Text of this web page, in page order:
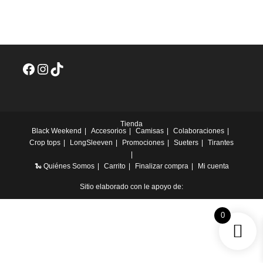
pueden
Facebook
Instagram
TikTok
Tienda
Black Weekend
Accesorios Camisas
Colaboraciones
Crop tops
LongSleeven Promociones Sueters Tirantes
🐍 Quiénes Somos Carrito Finalizar compra Mi cuenta
Sitio elaborado con le apoyo de:
0